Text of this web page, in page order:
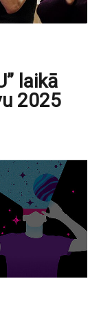
laikā
2025